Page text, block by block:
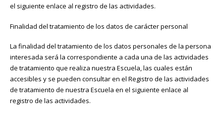
el siguiente enlace al registro de las actividades.
Finalidad del tratamiento de los datos de carácter personal
La finalidad del tratamiento de los datos personales de la persona
interesada será la correspondiente a cada una de las actividades
de tratamiento que realiza nuestra Escuela, las cuales están
accesibles y se pueden consultar en el Registro de las actividades
de tratamiento de nuestra Escuela en el siguiente enlace al
registro de las actividades.